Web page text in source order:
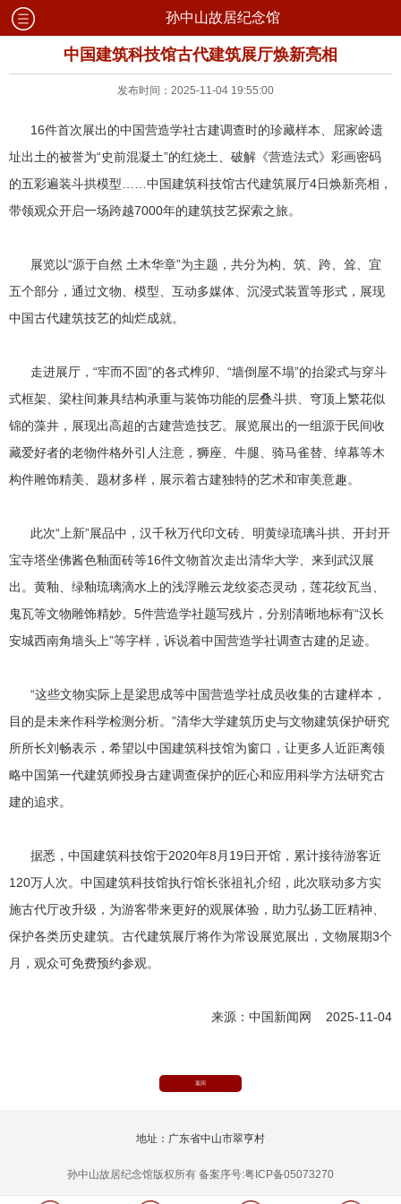
孙中山故居纪念馆
中国建筑科技馆古代建筑展厅焕新亮相
发布时间：2025-11-04 19:55:00
16件首次展出的中国营造学社古建调查时的珍藏样本、屈家岭遗
址出土的被誉为“史前混凝土”的红烧土、破解《营造法式》彩画密码
的五彩遍装斗拱模型……中国建筑科技馆古代建筑展厅4日焕新亮相，
带领观众开启一场跨越7000年的建筑技艺探索之旅。
展览以“源于自然 土木华章”为主题，共分为构、筑、跨、耸、宜
五个部分，通过文物、模型、互动多媒体、沉浸式装置等形式，展现
中国古代建筑技艺的灿烂成就。
走进展厅，“牢而不固”的各式榫卯、“墙倒屋不塌”的抬梁式与穿斗
式框架、梁柱间兼具结构承重与装饰功能的层叠斗拱、穹顶上繁花似
锦的藻井，展现出高超的古建营造技艺。展览展出的一组源于民间收
藏爱好者的老物件格外引人注意，狮座、牛腿、骑马雀替、绰幕等木
构件雕饰精美、题材多样，展示着古建独特的艺术和审美意趣。
此次“上新”展品中，汉千秋万代印文砖、明黄绿琉璃斗拱、开封开
宝寺塔坐佛酱色釉面砖等16件文物首次走出清华大学、来到武汉展
出。黄釉、绿釉琉璃滴水上的浅浮雕云龙纹姿态灵动，莲花纹瓦当、
鬼瓦等文物雕饰精妙。5件营造学社题写残片，分别清晰地标有“汉长
安城西南角墙头上”等字样，诉说着中国营造学社调查古建的足迹。
“这些文物实际上是梁思成等中国营造学社成员收集的古建样本，
目的是未来作科学检测分析。”清华大学建筑历史与文物建筑保护研究
所所长刘畅表示，希望以中国建筑科技馆为窗口，让更多人近距离领
略中国第一代建筑师投身古建调查保护的匠心和应用科学方法研究古
建的追求。
据悉，中国建筑科技馆于2020年8月19日开馆，累计接待游客近
120万人次。中国建筑科技馆执行馆长张祖礼介绍，此次联动多方实
施古代厅改升级，为游客带来更好的观展体验，助力弘扬工匠精神、
保护各类历史建筑。古代建筑展厅将作为常设展览展出，文物展期3个
月，观众可免费预约参观。
来源：中国新闻网 2025-11-04
返回
地址：广东省中山市翠亨村
孙中山故居纪念馆版权所有 备案序号:粤ICP备05073270